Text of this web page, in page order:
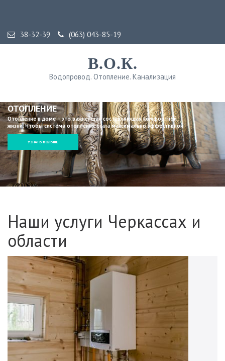
38-32-39 (063) 043-85-19
В.О.К.
Водопровод. Отопление. Канализация
ОТОПЛЕНИЕ
Отопление в доме – это важнейшая составляющая комфортной
жизни. Чтобы система отопления была максимально эффективной
УЗНАТЬ БОЛЬШЕ
Наши услуги Черкассах и
области